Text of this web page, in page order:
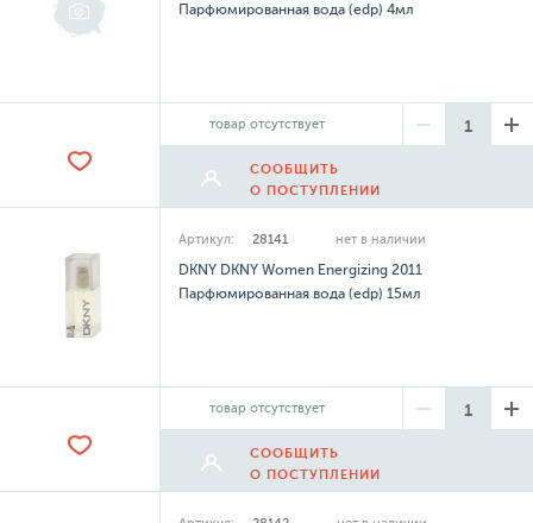
Парфюмированная вода (edp) 4мл
товар отсутствует
СООБЩИТЬ
О ПОСТУПЛЕНИИ
Артикул: 28141 нет в наличии
DKNY DKNY Women Energizing 2011
Парфюмированная вода (edp) 15мл
товар отсутствует
СООБЩИТЬ
О ПОСТУПЛЕНИИ